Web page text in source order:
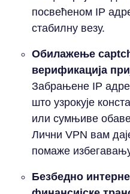
посвећеном IP
стабилну везу.
Обилажење
верификација
Забрањене IP
што узрокује
или сумњиве
Лични VPN вам
помаже
Безбедно